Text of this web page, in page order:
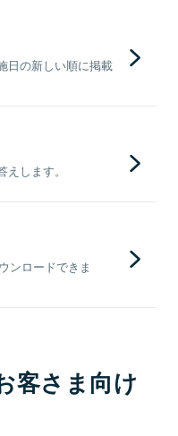
日の新しい順に掲載
します。
ンロードできま
客さま向け